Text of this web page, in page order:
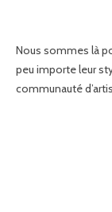
Nous sommes là
peu importe leur
communauté